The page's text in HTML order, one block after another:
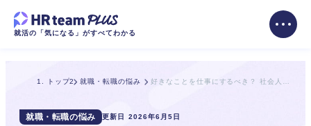
就活の「気になる」がすべてわかる
トップ 就職・転職の悩み
就職・転職の悩み 更新日 2026年6月5日